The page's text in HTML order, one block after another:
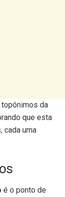
topónimos da
que esta
cada uma
é o ponto de